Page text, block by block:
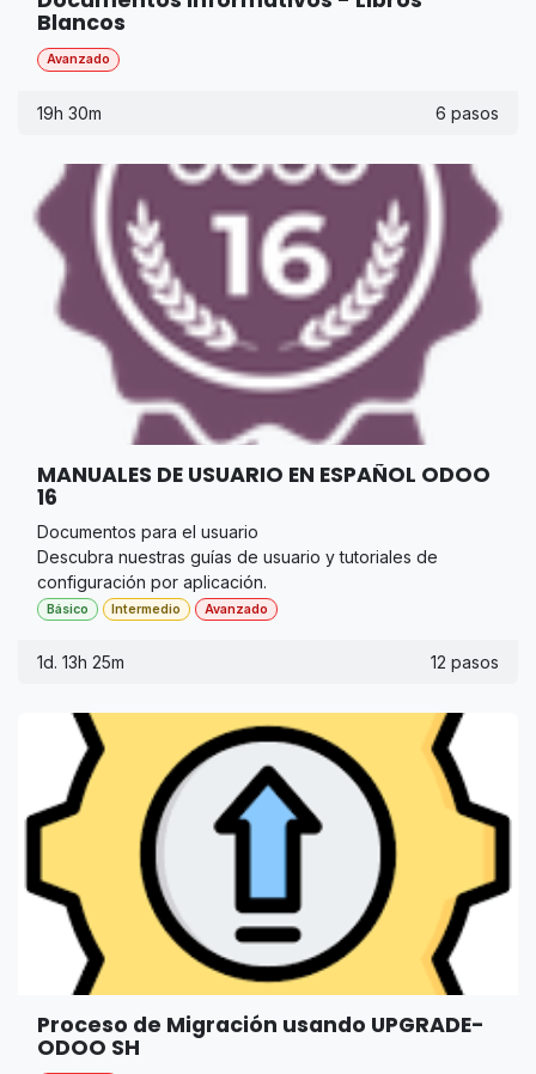
Blancos
Avanzado
19h 30m 6 pasos
MANUALES DE USUARIO EN ESPAÑOL ODOO
16
Documentos para el usuario
Descubra nuestras guías de usuario y tutoriales de
configuración por aplicación.
Básico Intermedio Avanzado
1d. 13h 25m 12 pasos
Proceso de Migración usando UPGRADE-
ODOO SH